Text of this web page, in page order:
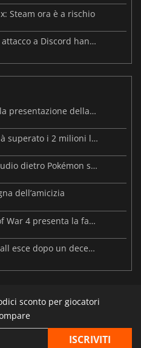
Steam ora è a rischio
Le mappe dei malware e un attacco a Discord hanno colpito Meccha Chameleon
MARVEL Tōkon debutta con la presentazione della roadmap per il primo anno
Resident Evil: Veronica ha già superato i 2 milioni liste dei desideri
Beast of Reincarnation: lo studio dietro Pokémon su una nuova strada
dell’amicizia
Warhammer 40.000: Dawn of War 4 presenta la fazione dei Necron
Forsaken Realms: Vahrin's Call esce dopo un decennio di sviluppo
sconto per giocatori